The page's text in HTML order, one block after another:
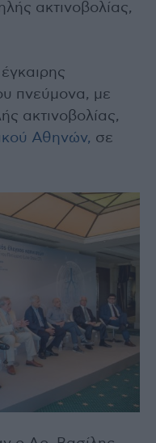
ακτινοβολίας,
πνεύμονα, με
ακτινοβολίας,
Αθηνών, σε